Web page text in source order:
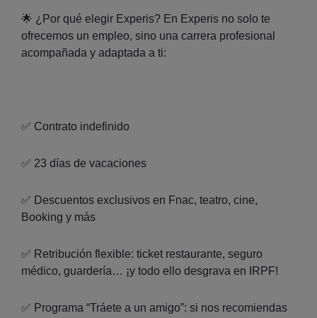
🌟 ¿Por qué elegir Experis? En Experis no solo te
ofrecemos un empleo, sino una carrera profesional
acompañada y adaptada a ti:
✅ Contrato indefinido
✅ 23 días de vacaciones
✅ Descuentos exclusivos en Fnac, teatro, cine,
Booking y más
✅ Retribución flexible: ticket restaurante, seguro
médico, guardería… ¡y todo ello desgrava en IRPF!
✅ Programa “Tráete a un amigo”: si nos recomiendas